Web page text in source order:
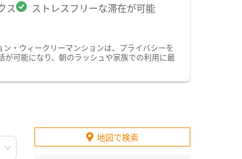
ス ストレスフリーな滞在が可能
・ウィークリーマンションは、プライバシーを
可能になり、朝のラッシュや家族での利用に最
地図で検索